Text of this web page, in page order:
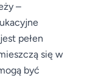
–
pełen
się w
być